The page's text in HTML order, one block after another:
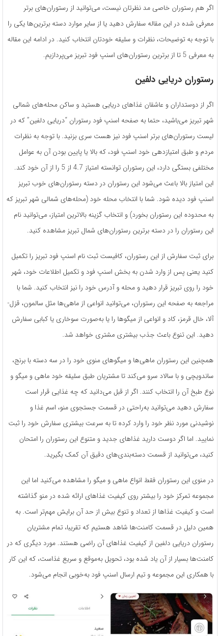
اگر هم رستوران خاصی مد نظرتان نیست، می‌توانید از رستوران‌های برتر
معرفی‌ شده در این مقاله سفارش دهید یا از سایر موارد دسته برترین‌ها یکی را
با توجه به توضیحات، نظرات و سلیقه خودتان انتخاب کنید. در ادامه­ این مقاله
به معرفی 5 تا از برترین رستوران­‌های اسنپ فود تبریز می‌­پردازیم.
رستوران دریایی دلفین
اگر از دوست­داران و عاشقان غذاهای دریایی هستید و ساکن محله‌­های شمالی
شهر تبریز می­‌باشید، حتما به صفحه­ اسنپ فود رستوران “دریایی دلفین” که در
لیست رستوران­‌های برتر اسنپ فود نیز هست سری بزنید. با توجه به نظرات
مردم و طبق امتیازدهی خود اسنپ فود، که بالا یا پایین بودن آن به عوامل
مختلفی بستگی دارد، این رستوران توانسته امتیاز 4.7 از 5 را از آن خود کند.
این امتیاز بالا باعث می­‌شود این رستوران در دسته­ رستوران‌های خوب تبریز
اسنپ فود دیده‌ شود. شما با انتخاب محله­ خود (محله­‌های شمالی شهر تبریز که
به محدوده­ این رستوران بخورد) و انتخاب گزینه­ بالاترین امتیاز، می‌­توانید نام
این رستوران را در دسته­ برترین رستوران­‌های شمال تبریز مشاهده کنید.
برای ثبت سفارش از این رستوران، کافی­ست ثبت­ نام اسنپ فود تبریز را تکمیل
کنید یعنی پس از وارد ­شدن به بخش اسنپ فود و تکمیل اطلاعات خود، شهر
خود را روی تبریز قرار دهید و محله­ و آدرس خود را نیز انتخاب کنید. شما با
مراجعه به صفحه­ این رستوران، می‌­توانید انواعی از ماهی­‌ها مثل سالمون، قزل‌­
آلا، خال قرمز، کاد و انواعی از میگوها را یا به‌صورت سوخاری یا کبابی سفارش
دهید. این تنوع باعث جذب بیشتری مشتری خواهد شد.
همچنین این رستوران ماهی­‌ها و میگوهای منوی خود را در سه دسته­ با برنج،
ساندویچی و با سالاد سرو می­‌کند تا مشتریان طبق سلیقه­­ خود ماهی و میگو و
نوع طبخ آن را انتخاب کنند. اگر از قبل می­‌دانید که چه غذایی قرار است
سفارش دهید می‌­توانید به‌راحتی در قسمت جستجوی منو، اسم غذا و
نوشیدنی مورد نظر خود را وارد کرده تا به سرعت بیشتری سفارش خود را ثبت
نمایید. اما اگر دوست دارید غذاهای جدید و متنوع این رستوران را امتحان
کنید، می‌توانید از قسمت دسته‌­بندی­‌های دقیق آن کمک بگیرید.
در منوی این رستوران فقط انواع ماهی و میگو را مشاهده می­‌کنید اما این
مجموعه تمرکز خود را بیشتر روی کیفیت غذاهای ارائه ­شده در منو گذاشته
‌است و کیفیت غذاها از تعداد و تنوع بیش ‌از ‌حد آن برایش مهم­‌تر است. به
همین دلیل در قسمت کامنت­‌ها شاهد هستیم که تقریبا، تمام مشتریان
رستوران دریایی دلفین از کیفیت غذاهای آن راضی هستند. مورد دیگری که در
کامنت­‌ها بسیار از آن یاد شده­ بود، تحویل به‌موقع و سریع غذاست، که این­ کار
با همکاری این مجموعه و تیم ارسال اسنپ فود به‌خوبی انجام می­‌شود.